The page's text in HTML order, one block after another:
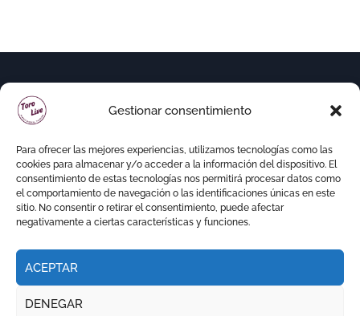
Gestionar consentimiento
Para ofrecer las mejores experiencias, utilizamos tecnologías como las
cookies para almacenar y/o acceder a la información del dispositivo. El
consentimiento de estas tecnologías nos permitirá procesar datos como
el comportamiento de navegación o las identificaciones únicas en este
sitio. No consentir o retirar el consentimiento, puede afectar
negativamente a ciertas características y funciones.
ACEPTAR
DENEGAR
Copyright © Todos los derechos reservados